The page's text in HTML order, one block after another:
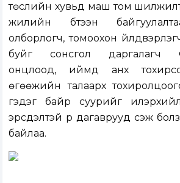
төслийн хувьд маш том
жилийн бүтээн
олборлогч, томоохон
буйг сонсгол даргалагч
онцлоод, иймд анх
өгөөжийн талаарх
гэдэг байр суурийг
эрсдэлтэй үр дагаврууд үүсэж
байлаа.